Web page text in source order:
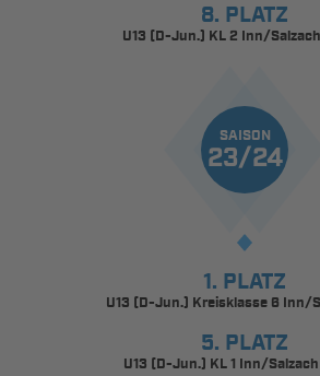
8. PLATZ
U13 (D-Jun.) KL 2 Inn/Salzach
SAISON
23/24
1. PLATZ
U13 (D-Jun.) Kreisklasse 6 Inn/
5. PLATZ
U13 (D-Jun.) KL 1 Inn/Salzach